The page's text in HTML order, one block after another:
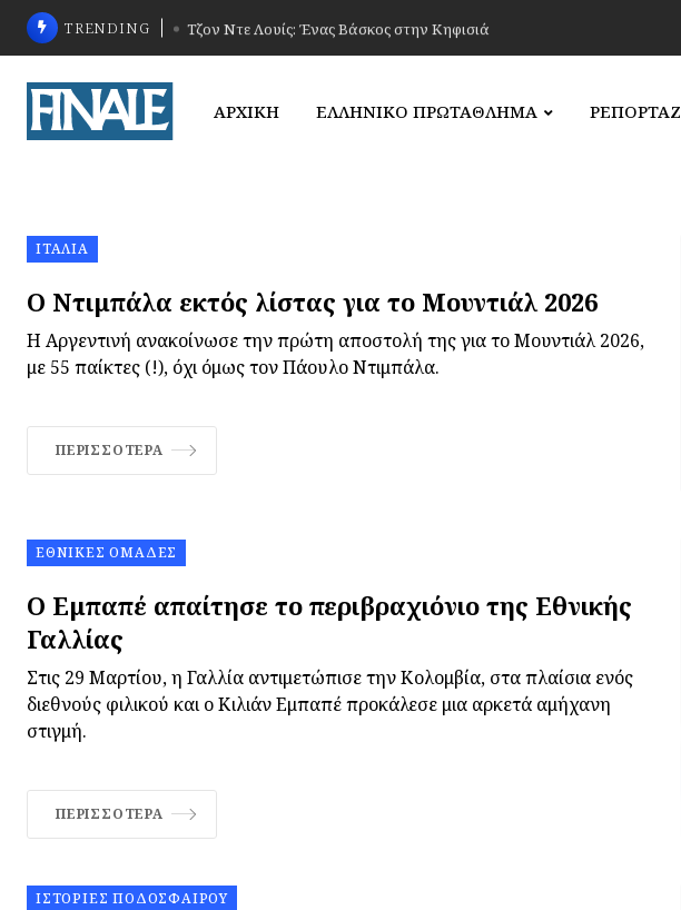
TRENDING Τζον Ντε Λουίς: Ένας Βάσκος στην Κηφισιά
ΑΡΧΙΚΗ ΕΛΛΗΝΙΚΟ ΠΡΩΤΑΘΛΗΜΑ ΡΕΠΟΡΤΑΖ
ΙΤΑΛΊΑ
Ο Ντιμπάλα εκτός λίστας για το Μουντιάλ 2026
Η Αργεντινή ανακοίνωσε την πρώτη αποστολή της για το Μουντιάλ 2026,
με 55 παίκτες (!), όχι όμως τον Πάουλο Ντιμπάλα.
ΠΕΡΙΣΣΌΤΕΡΑ
ΕΘΝΙΚΈΣ ΟΜΆΔΕΣ
Ο Εμπαπέ απαίτησε το περιβραχιόνιο της Εθνικής
Γαλλίας
Στις 29 Μαρτίου, η Γαλλία αντιμετώπισε την Κολομβία, στα πλαίσια ενός
διεθνούς φιλικού και ο Κιλιάν Εμπαπέ προκάλεσε μια αρκετά αμήχανη
στιγμή.
ΠΕΡΙΣΣΌΤΕΡΑ
ΙΣΤΟΡΊΕΣ ΠΟΔΟΣΦΑΊΡΟΥ